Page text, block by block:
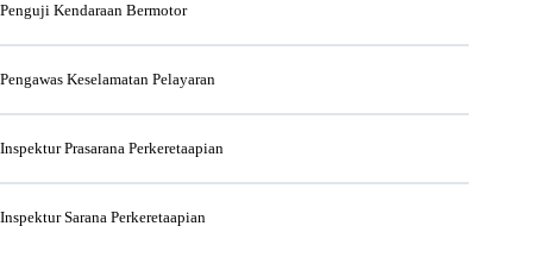
Penguji Kendaraan Bermotor
Pengawas Keselamatan Pelayaran
Inspektur Prasarana Perkeretaapian
Inspektur Sarana Perkeretaapian